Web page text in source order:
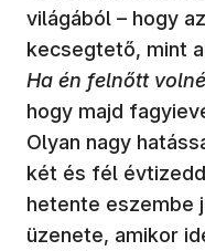
világából – hogy
kecsegtető, mint
Ha én felnőtt
hogy majd
Olyan nagy
két és fél
hetente eszembe
üzenete, amikor